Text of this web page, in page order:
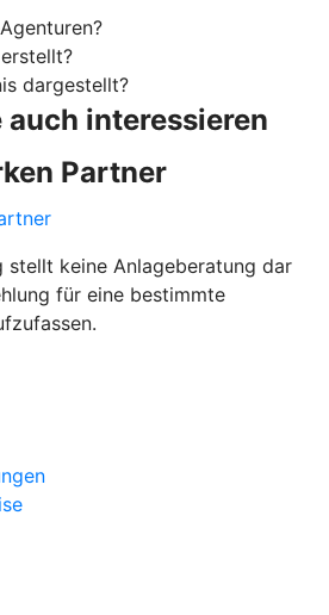
dargestellt?
auch interessieren
Partner
stellt keine Anlageberatung dar
für eine bestimmte